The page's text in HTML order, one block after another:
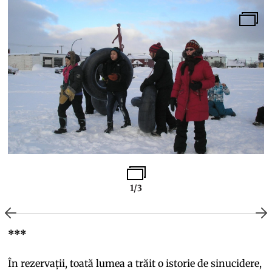
1/3
***
În rezervații, toată lumea a trăit o istorie de sinucidere,